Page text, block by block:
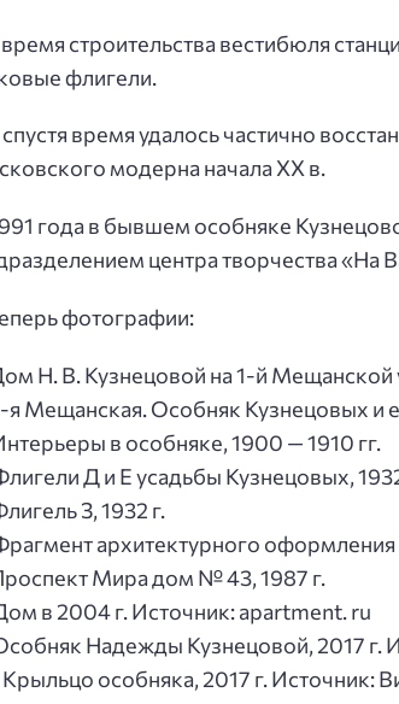
строительства вестибюля
флигели.
время удалось частично
модерна начала ХХ в.
года в бывшем особняке
центра творчества «На
фотографии:
Н. В. Кузнецовой на 1-й Мещанской
я Мещанская. Особняк Кузнецовых и
в особняке, 1900 — 1910 гг.
Д и Е усадьбы Кузнецовых,
З, 1932 г.
архитектурного оформления
Мира дом № 43, 1987 г.
в 2004 г. Источник: apartment. ru
Надежды Кузнецовой, 2017 г.
Крыльцо особняка, 2017 г. Источник: